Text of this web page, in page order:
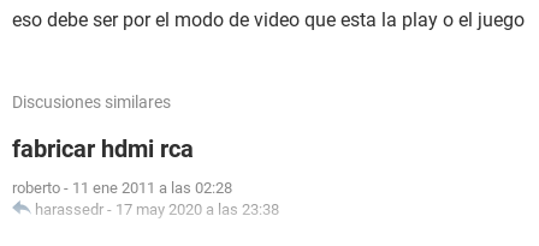
eso debe ser por el modo de video que esta la play o el juego
Discusiones similares
fabricar hdmi rca
roberto - 11 ene 2011 a las 02:28
harassedr - 17 may 2020 a las 23:38